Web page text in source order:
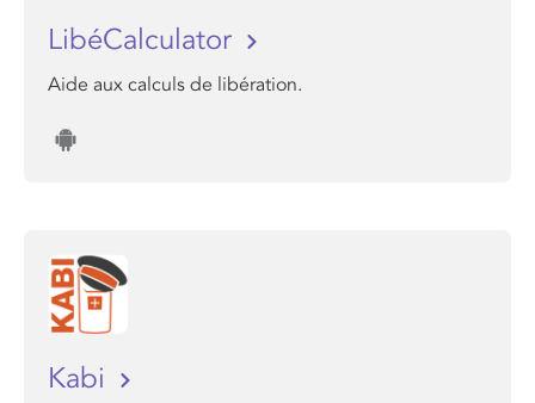
LibéCalculator
Aide aux calculs de libération.
Kabi